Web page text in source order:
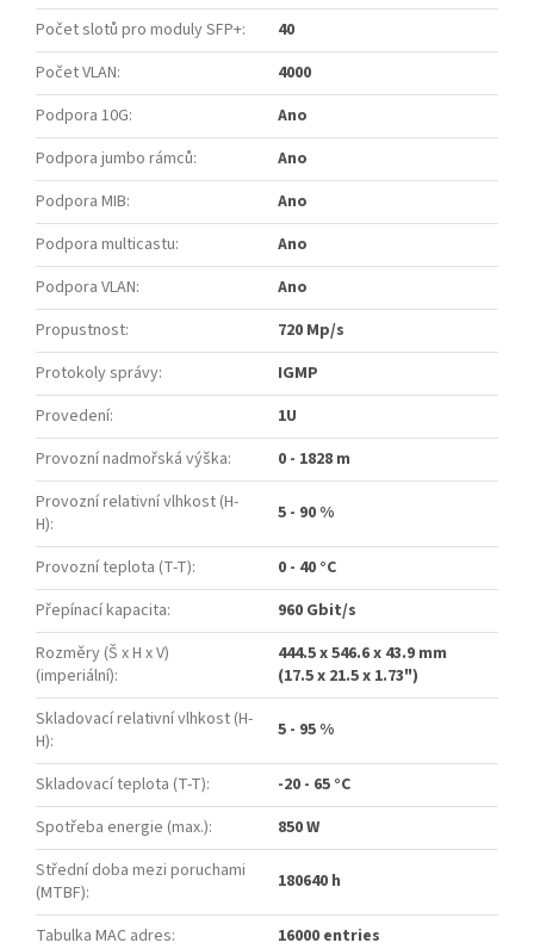
Počet slotů pro moduly SFP+:
40
Počet VLAN:
4000
Podpora 10G:
Ano
Podpora jumbo rámců:
Ano
Podpora MIB:
Ano
Podpora multicastu:
Ano
Podpora VLAN:
Ano
Propustnost:
720 Mp/s
Protokoly správy:
IGMP
Provedení:
1U
Provozní nadmořská výška:
0 - 1828 m
Provozní relativní vlhkost (H-
H): 5 - 90 %
Provozní teplota (T-T):
0 - 40 °C
Přepínací kapacita:
960 Gbit/s
Rozměry (Š x H x V)
(imperiální):
444.5 x 546.6 x 43.9 mm
(17.5 x 21.5 x 1.73")
Skladovací relativní vlhkost (H-
H): 5 - 95 %
Skladovací teplota (T-T):
-20 - 65 °C
Spotřeba energie (max.):
850 W
Střední doba mezi poruchami
(MTBF): 180640 h
Tabulka MAC adres:
16000 entries